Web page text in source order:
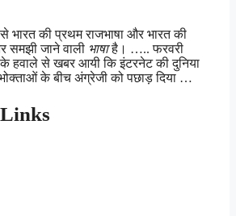
भारत की प्रथम राजभाषा और भारत की
समझी जाने वाली भाषाहै। ….. फरवरी
हवाले से खबर आयी कि इंटरनेट की दुनिया
के बीच अंग्रेजी को पछाड़ दिया …